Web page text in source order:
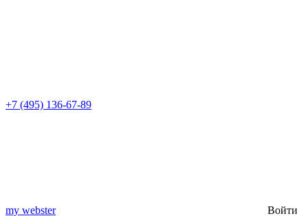
+7 (495) 136-67-89
my webster
Войти